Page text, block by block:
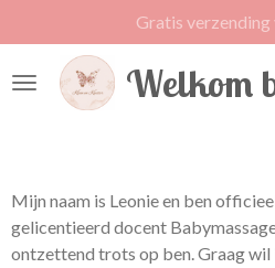
direct
naar
Gratis
Mijn naam is Leonie en ben
gelicentieerd docent
ontzettend trots op ben. Graag